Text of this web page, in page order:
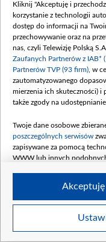
sankcje wobec
przez zmarłego
07 SIERPNIA 2026 BIZNES
Kliknij "Akceptuję i
korzystanie z technologii
dostęp do informacji na
przechowywanie oraz na
nas, czyli Telewizję Polską
Zaufanych Partnerów z IAB*
Partnerów TVP (93 firm) , w
zautomatyzowanego
mierzenia ich skuteczności) i
także zgody na
Twoje dane osobowe
poszczególnych serwisów
zapisywane za pomocą
WWW lub innych
Twoje dane osobowe
Akceptuję